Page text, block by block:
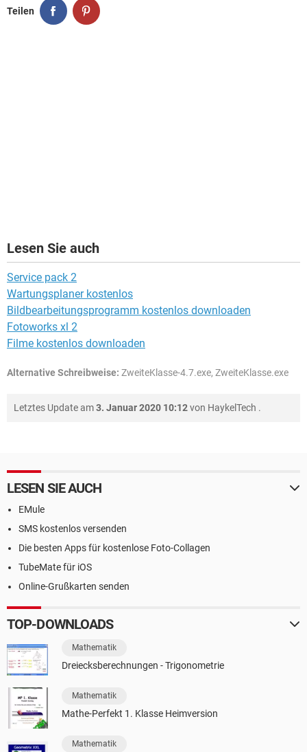
Teilen
Lesen Sie auch
Service pack 2
Wartungsplaner kostenlos
Bildbearbeitungsprogramm kostenlos downloaden
Fotoworks xl 2
Filme kostenlos downloaden
Alternative Schreibweise: ZweiteKlasse-4.7.exe, ZweiteKlasse.exe
Letztes Update am3. Januar 2020 10:12von HaykelTech .
LESEN SIE AUCH
EMule
SMS kostenlos versenden
Die besten Apps für kostenlose Foto-Collagen
TubeMate für iOS
Online-Grußkarten senden
TOP-DOWNLOADS
Mathematik
Dreiecksberechnungen - Trigonometrie
Mathematik
Mathe-Perfekt 1. Klasse Heimversion
Mathematik